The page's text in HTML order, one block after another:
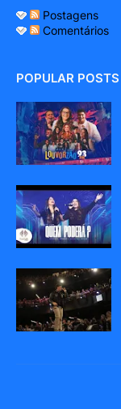
Postagens
Comentários
POPULAR POSTS